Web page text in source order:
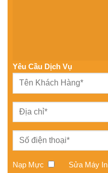
Yêu Cầu Dịch Vụ
Nạp Mực Sửa Máy In